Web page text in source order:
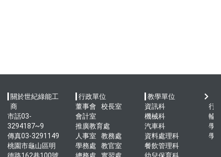
關於世紀綠能工
商
市話03-
3294187~9
傳真03-3291149
桃園市龜山區明
行政單位
董事會
校長室
會計室
推廣教育處
人事室
教務處
學務處
教官室
教學單位
資訊科
機械科
汽車科
資料處理科
餐飲管理科
行
輪
學
學